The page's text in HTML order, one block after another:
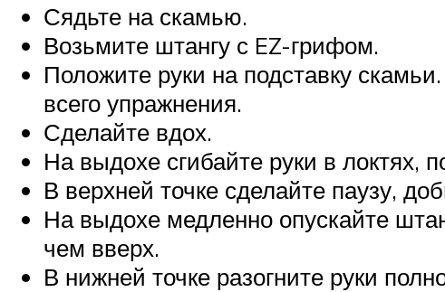
Сядьте на скамью.
Возьмите штангу с EZ-грифом.
Положите руки на подставку
всего упражнения.
Сделайте вдох.
На выдохе сгибайте руки в локтях,
В верхней точке сделайте паузу,
На выдохе медленно опускайте
чем вверх.
В нижней точке разогните руки